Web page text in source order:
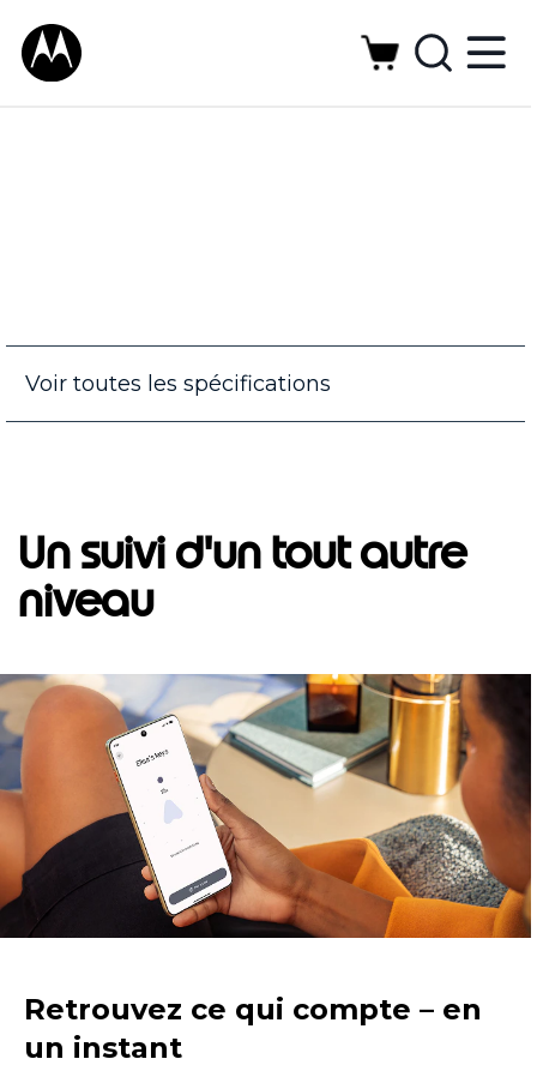
Voir toutes les spécifications
Un suivi d'un tout autre
niveau
I
t
e
m
o
Retrouvez ce qui compte – en
un instant